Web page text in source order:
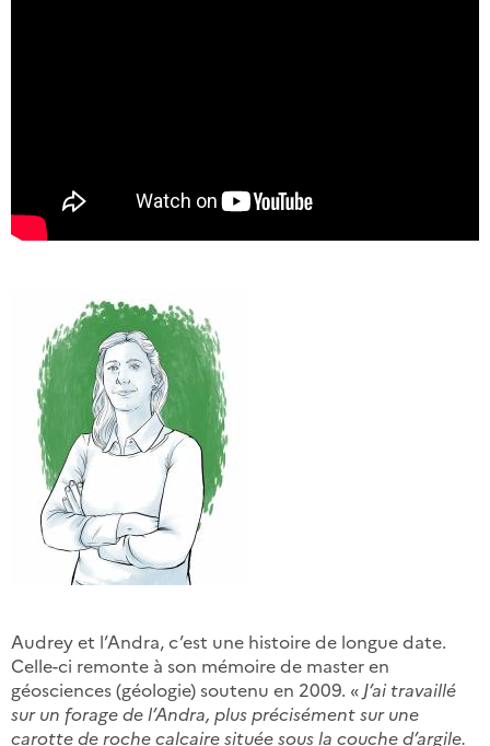
Audrey et l’Andra, c’est une histoire de longue date.
Celle-ci remonte à son mémoire de master en
géosciences (géologie) soutenu en 2009. « J’ai travaillé
sur un forage de l’Andra, plus précisément sur une
carotte de roche calcaire située sous la couche d’argile.